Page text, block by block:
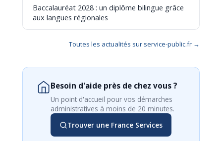
Baccalauréat 2028 : un diplôme bilingue grâce
aux langues régionales
Toutes les actualités sur service-public.fr →
Besoin d'aide près de chez vous ?
Un point d'accueil pour vos démarches
administratives à moins de 20 minutes.
Trouver une France Services